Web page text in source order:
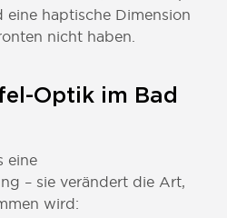
haptische Dimension
nicht haben.
Optik im Bad
eine
– sie verändert die Art,
wird: